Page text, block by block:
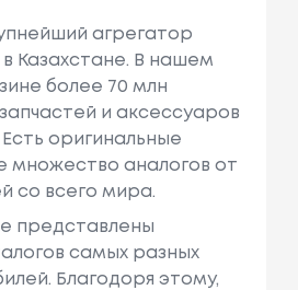
агрегатор
Казахстане. В нашем
более 70 млн
и аксессуаров
оригинальные
множество аналогов от
со всего мира.
представлены
самых разных
Благодоря этому,